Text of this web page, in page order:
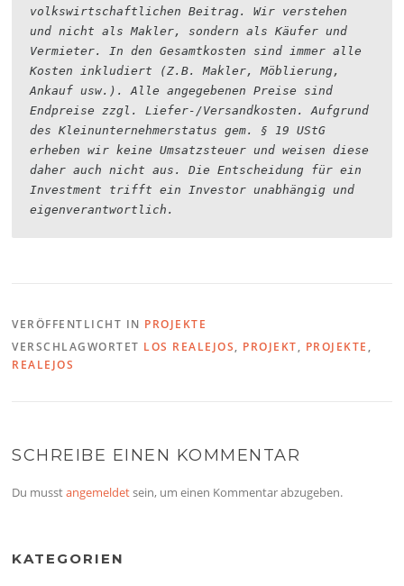
volkswirtschaftlichen Beitrag. Wir verstehen
und nicht als Makler, sondern als Käufer und
Vermieter. In den Gesamtkosten sind immer alle
Kosten inkludiert (Z.B. Makler, Möblierung,
Ankauf usw.). Alle angegebenen Preise sind
Endpreise zzgl. Liefer-/Versandkosten. Aufgrund
des Kleinunternehmerstatus gem. § 19 UStG
erheben wir keine Umsatzsteuer und weisen diese
daher auch nicht aus. Die Entscheidung für ein
Investment trifft ein Investor unabhängig und
eigenverantwortlich.
VERÖFFENTLICHT IN PROJEKTE
VERSCHLAGWORTET LOS REALEJOS, PROJEKT, PROJEKTE,
REALEJOS
SCHREIBE EINEN KOMMENTAR
Du musstangemeldetsein, um einen Kommentar abzugeben.
KATEGORIEN